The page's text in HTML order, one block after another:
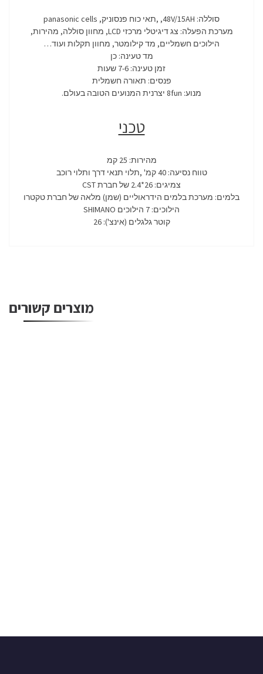
סוללה: 48V/15AH, ,תאי כוח פנסוניק, panasonic cells
מערכת הפעלה: צג דיגיטלי מרכזי LCD, מחוון סוללה, מהירות,
הילוכים חשמליים, מד קילומטר, מחוון תקלות ועוד…
מד טעינה: כן
זמן טעינה: 7-6 שעות
פנסים: תאורה חשמלית
מנוע: 8fun יצרנית המנועים הטובה בעולם.
טכני
מהירות: 25 קמ
טווח נסיעה: 40 קמ' ,תלוי תנאי דרך ותלוי רוכב
צמיגים: 26*2.4 של חברת CST
בלמים: מערכת בלמים הידראוליים (שמן) מלאה של חברת טקטרו
הילוכים: 7 הילוכים SHIMANO
קוטר גלגלים (אינצ'): 26
מוצרים קשורים